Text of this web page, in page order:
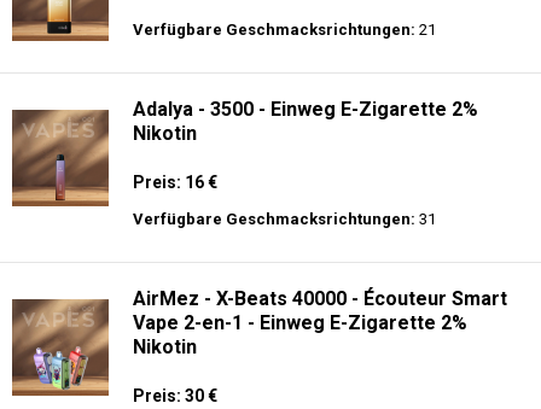
Verfügbare Geschmacksrichtungen: 21
Adalya - 3500 - Einweg E-Zigarette 2%
Nikotin
Preis: 16 €
Verfügbare Geschmacksrichtungen: 31
AirMez - X-Beats 40000 - Écouteur Smart
Vape 2-en-1 - Einweg E-Zigarette 2%
Nikotin
Preis: 30 €